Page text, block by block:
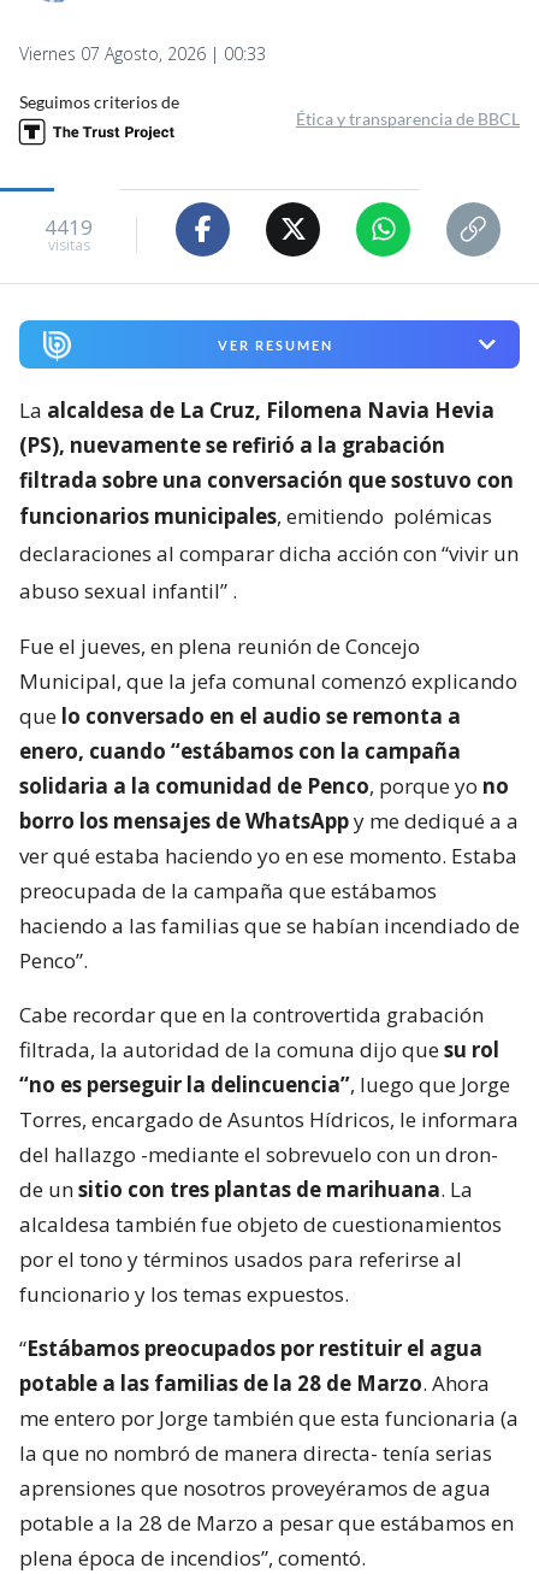
Viernes 07 Agosto, 2026 | 00:33
Seguimos criterios de
Ética y transparencia de BBCL
4419
visitas
VER RESUMEN
La alcaldesa de La Cruz, Filomena Navia Hevia
(PS), nuevamente se refirió a la grabación
filtrada sobre una conversación que sostuvo con
funcionarios municipales, emitiendo polémicas
declaraciones al comparar dicha acción con “vivir un
abuso sexual infantil” .
Fue el jueves, en plena reunión de Concejo
Municipal, que la jefa comunal comenzó explicando
que lo conversado en el audio se remonta a
enero, cuando “estábamos con la campaña
solidaria a la comunidad de Penco, porque yo no
borro los mensajes de WhatsAppy me dediqué a a
ver qué estaba haciendo yo en ese momento. Estaba
preocupada de la campaña que estábamos
haciendo a las familias que se habían incendiado de
Penco”.
Cabe recordar que en la controvertida grabación
filtrada, la autoridad de la comuna dijo quesu rol
“no es perseguir la delincuencia”, luego que Jorge
Torres, encargado de Asuntos Hídricos, le informara
del hallazgo -mediante el sobrevuelo con un dron-
de unsitio con tres plantas de marihuana. La
alcaldesa también fue objeto de cuestionamientos
por el tono y términos usados para referirse al
funcionario y los temas expuestos.
“Estábamos preocupados por restituir el agua
potable a las familias de la 28 de Marzo. Ahora
me entero por Jorge también que esta funcionaria (a
la que no nombró de manera directa- tenía serias
aprensiones que nosotros proveyéramos de agua
potable a la 28 de Marzo a pesar que estábamos en
plena época de incendios”, comentó.